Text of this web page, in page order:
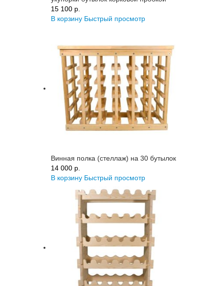
15 100 p.
В корзину Быстрый просмотр
Винная полка (стеллаж) на 30 бутылок
14 000 p.
В корзину Быстрый просмотр